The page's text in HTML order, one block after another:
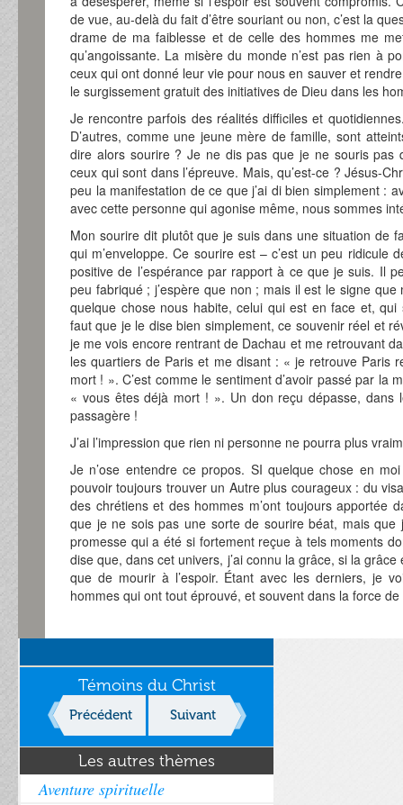
de vue, au-delà du fait d’être souriant ou non, c’est la
drame de ma faiblesse et de celle des hommes me
qu’angoissante. La misère du monde n’est pas rien à
ceux qui ont donné leur vie pour nous en sauver et
le surgissement gratuit des initiatives de Dieu dans les
Je rencontre parfois des réalités difficiles et
D’autres, comme une jeune mère de famille, sont
dire alors sourire ? Je ne dis pas que je ne souris pas
ceux qui sont dans l’épreuve. Mais, qu’est-ce ? Jésus-
peu la manifestation de ce que j’ai di bien simplement :
avec cette personne qui agonise même, nous sommes
Mon sourire dit plutôt que je suis dans une situation de
qui m’enveloppe. Ce sourire est – c’est un peu ridicule
positive de l’espérance par rapport à ce que je suis. Il
peu fabriqué ; j’espère que non ; mais il est le signe
quelque chose nous habite, celui qui est en face et, qui
faut que je le dise bien simplement, ce souvenir réel et
je me vois encore rentrant de Dachau et me retrouvant
les quartiers de Paris et me disant : « je retrouve Paris
mort ! ». C’est comme le sentiment d’avoir passé par la
« vous êtes déjà mort ! ». Un don reçu dépasse, dans
passagère !
J’ai l’impression que rien ni personne ne pourra plus
Je n’ose entendre ce propos. SI quelque chose en
pouvoir toujours trouver un Autre plus courageux : du
des chrétiens et des hommes m’ont toujours apportée
que je ne sois pas une sorte de sourire béat, mais que
promesse qui a été si fortement reçue à tels moments
dise que, dans cet univers, j’ai connu la grâce, si la
que de mourir à l’espoir. Étant avec les derniers, je
hommes qui ont tout éprouvé, et souvent dans la force de
Témoins du Christ
Précédent Suivant
Les autres thèmes
Aventure spirituelle